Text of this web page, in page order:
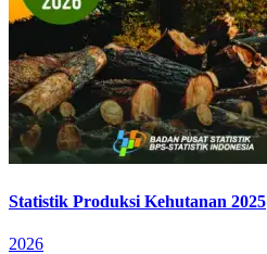
Statistik Produksi Kehutanan 2025
2026